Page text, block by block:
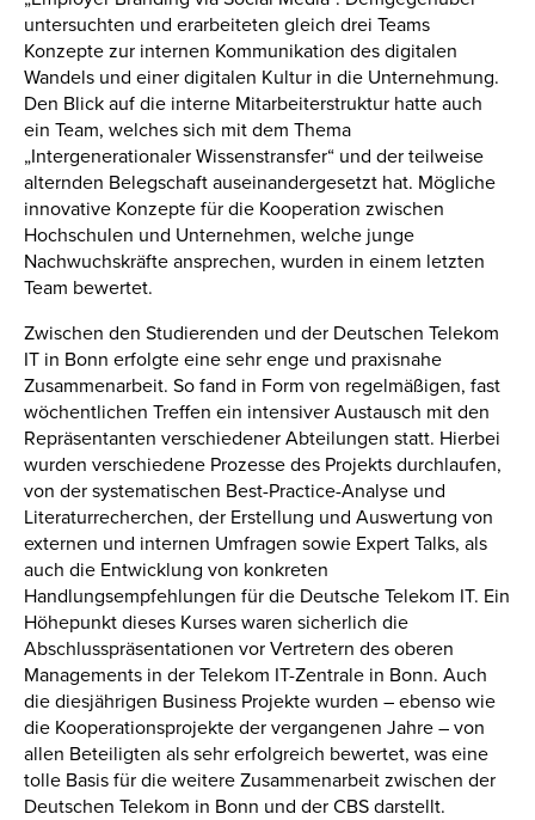
untersuchten und erarbeiteten gleich drei Teams
Konzepte zur internen Kommunikation des digitalen
Wandels und einer digitalen Kultur in die Unternehmung.
Den Blick auf die interne Mitarbeiterstruktur hatte auch
ein Team, welches sich mit dem Thema
„Intergenerationaler Wissenstransfer“ und der teilweise
alternden Belegschaft auseinandergesetzt hat. Mögliche
innovative Konzepte für die Kooperation zwischen
Hochschulen und Unternehmen, welche junge
Nachwuchskräfte ansprechen, wurden in einem letzten
Team bewertet.
Zwischen den Studierenden und der Deutschen Telekom
IT in Bonn erfolgte eine sehr enge und praxisnahe
Zusammenarbeit. So fand in Form von regelmäßigen, fast
wöchentlichen Treffen ein intensiver Austausch mit den
Repräsentanten verschiedener Abteilungen statt. Hierbei
wurden verschiedene Prozesse des Projekts durchlaufen,
von der systematischen Best-Practice-Analyse und
Literaturrecherchen, der Erstellung und Auswertung von
externen und internen Umfragen sowie Expert Talks, als
auch die Entwicklung von konkreten
Handlungsempfehlungen für die Deutsche Telekom IT. Ein
Höhepunkt dieses Kurses waren sicherlich die
Abschlusspräsentationen vor Vertretern des oberen
Managements in der Telekom IT-Zentrale in Bonn. Auch
die diesjährigen Business Projekte wurden – ebenso wie
die Kooperationsprojekte der vergangenen Jahre – von
allen Beteiligten als sehr erfolgreich bewertet, was eine
tolle Basis für die weitere Zusammenarbeit zwischen der
Deutschen Telekom in Bonn und der CBS darstellt.